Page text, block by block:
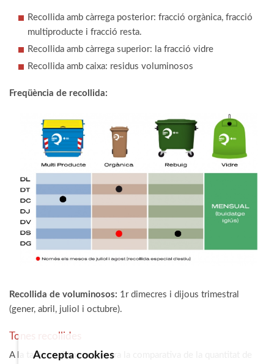
Recollida amb càrrega posterior: fracció orgànica, fracció
multiproducte i fracció resta.
Recollida amb càrrega superior: la fracció vidre
Recollida amb caixa: residus voluminosos
Freqüència de recollida:
Recollida de voluminosos: 1r dimecres i dijous trimestral
(gener, abril, juliol i octubre).
Tones recollides
A la taula següent es mostra la comparativa de la quantitat de
Accepta cookies